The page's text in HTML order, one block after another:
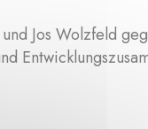
Jos Wolzfeld